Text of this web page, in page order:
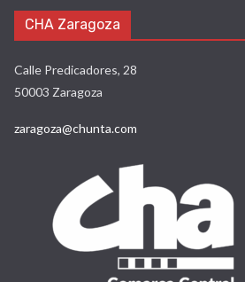
CHA Zaragoza
Calle Predicadores, 28
50003 Zaragoza
zaragoza@chunta.com